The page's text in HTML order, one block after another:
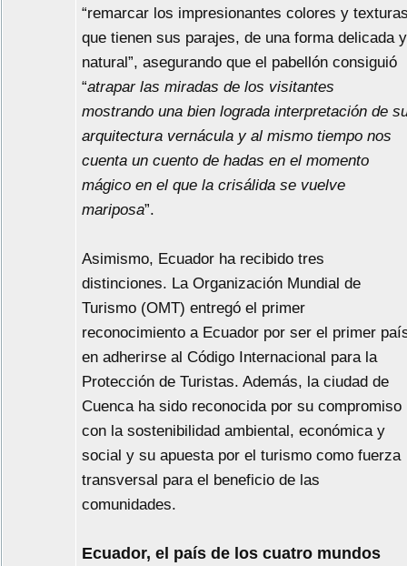
“remarcar los impresionantes colores y
que tienen sus parajes, de una forma delicada y
natural”, asegurando que el pabellón consiguió
“atrapar las miradas de los visitantes
mostrando una bien lograda interpretación de
arquitectura vernácula y al mismo tiempo nos
cuenta un cuento de hadas en el momento
mágico en el que la crisálida se vuelve
mariposa”.
Asimismo, Ecuador ha recibido tres
distinciones. La Organización Mundial de
Turismo (OMT) entregó el primer
reconocimiento a Ecuador por ser el primer
en adherirse al Código Internacional para la
Protección de Turistas. Además, la ciudad de
Cuenca ha sido reconocida por su compromiso
con la sostenibilidad ambiental, económica y
social y su apuesta por el turismo como fuerza
transversal para el beneficio de las
comunidades.
Ecuador, el país de los cuatro mundos